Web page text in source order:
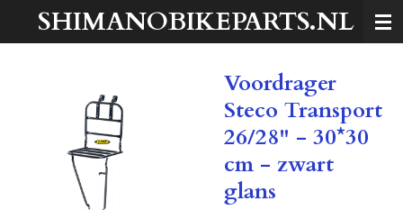
SHIMANOBIKEPARTS.NL
Voordrager
Steco Transport
26/28" - 30*30
cm - zwart
glans